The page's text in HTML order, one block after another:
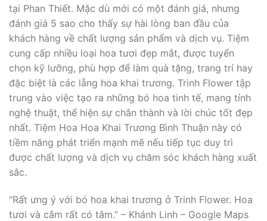
tại Phan Thiết. Mặc dù mới có một đánh giá, nhưng
đánh giá 5 sao cho thấy sự hài lòng ban đầu của
khách hàng về chất lượng sản phẩm và dịch vụ. Tiệm
cung cấp nhiều loại hoa tươi đẹp mắt, được tuyển
chọn kỹ lưỡng, phù hợp để làm quà tặng, trang trí hay
đặc biệt là các lẵng hoa khai trương. Trinh Flower tập
trung vào việc tạo ra những bó hoa tinh tế, mang tính
nghệ thuật, thể hiện sự chân thành và lời chúc tốt đẹp
nhất. Tiệm Hoa Hoa Khai Trương Bình Thuận này có
tiềm năng phát triển mạnh mẽ nếu tiếp tục duy trì
được chất lượng và dịch vụ chăm sóc khách hàng xuất
sắc.
“Rất ưng ý với bó hoa khai trương ở Trinh Flower. Hoa
tươi và cắm rất có tâm.” – Khánh Linh – Google Maps